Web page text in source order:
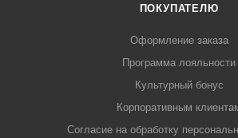
ПОКУПАТЕЛЮ
Оформление заказа
Программа лояльности
Культурный бонус
Корпоративным
Согласие на обработку